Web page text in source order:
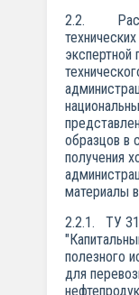
2.2.
экспертной
образцов в
получения
материалы
2.2.1. ТУ
полезного
для